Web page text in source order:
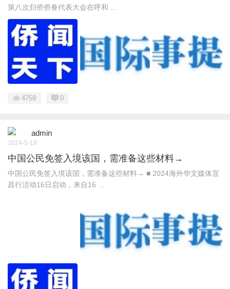
第八次归侨侨眷代表大会在呼和 ...
4759 0
admin
2024-5-18
中国公民免签入境该国，需准备这些材料→
中国公民免签入境该国，需准备这些材料→ ■ 2024海外华文媒体宜
昌行活动16日启动，来自16 ...